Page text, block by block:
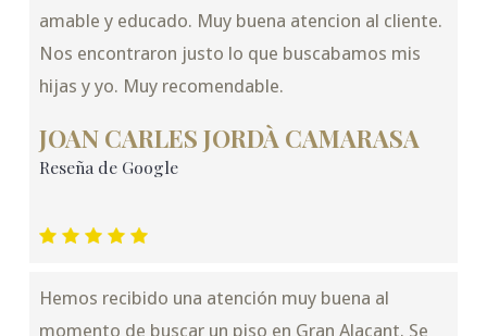
amable y educado. Muy buena atencion al cliente.
Nos encontraron justo lo que buscabamos mis
hijas y yo. Muy recomendable.
JOAN CARLES JORDÀ CAMARASA
Reseña de Google
Hemos recibido una atención muy buena al
momento de buscar un piso en Gran Alacant. Se